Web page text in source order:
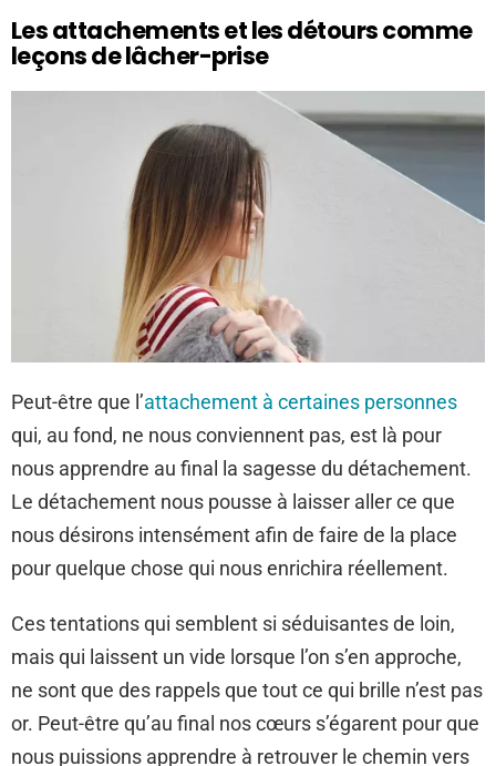
Les attachements et les détours comme
leçons de lâcher-prise
Peut-être que l’attachement à certaines personnes
qui, au fond, ne nous conviennent pas, est là pour
nous apprendre au final la sagesse du détachement.
Le détachement nous pousse à laisser aller ce que
nous désirons intensément afin de faire de la place
pour quelque chose qui nous enrichira réellement.
Ces tentations qui semblent si séduisantes de loin,
mais qui laissent un vide lorsque l’on s’en approche,
ne sont que des rappels que tout ce qui brille n’est pas
or. Peut-être qu’au final nos cœurs s’égarent pour que
nous puissions apprendre à retrouver le chemin vers